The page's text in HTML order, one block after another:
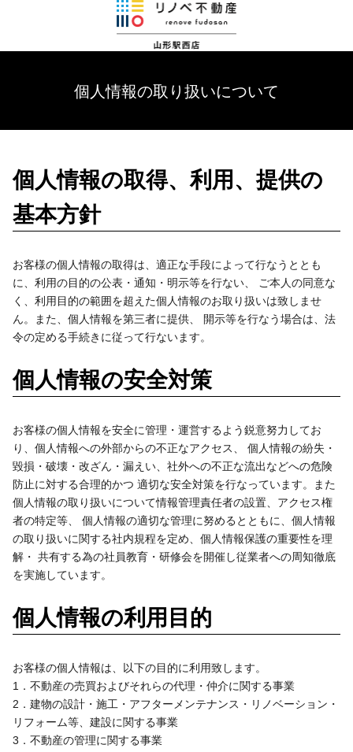
個人情報の取り扱いについて
個人情報の取得、利用、提供の
基本方針
お客様の個人情報の取得は、適正な手段によって行なうととも
に、利用の目的の公表・通知・明示等を行ない、 ご本人の同意な
く、利用目的の範囲を超えた個人情報のお取り扱いは致しませ
ん。また、個人情報を第三者に提供、 開示等を行なう場合は、法
令の定める手続きに従って行ないます。
個人情報の安全対策
お客様の個人情報を安全に管理・運営するよう鋭意努力してお
り、個人情報への外部からの不正なアクセス、 個人情報の紛失・
毀損・破壊・改ざん・漏えい、社外への不正な流出などへの危険
防止に対する合理的かつ 適切な安全対策を行なっています。また
個人情報の取り扱いについて情報管理責任者の設置、アクセス権
者の特定等、 個人情報の適切な管理に努めるとともに、個人情報
の取り扱いに関する社内規程を定め、個人情報保護の重要性を理
解・ 共有する為の社員教育・研修会を開催し従業者への周知徹底
を実施しています。
個人情報の利用目的
お客様の個人情報は、以下の目的に利用致します。
1．不動産の売買およびそれらの代理・仲介に関する事業
2．建物の設計・施工・アフターメンテナンス・リノベーション・
リフォーム等、建設に関する事業
3．不動産の管理に関する事業